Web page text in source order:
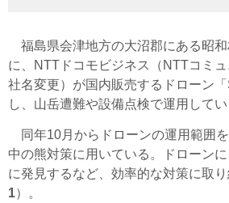
福島県会津地方の大沼郡にある昭和
に、
NTTドコモビジネス（NTTコミ
社名変更） が国内販売するドローン
し、山岳遭難や設備点検で運用してい
同年10月からドローンの運用範囲
中の熊対策に用いている。ドローン
に発見するなど、効率的な対策に取
1）。